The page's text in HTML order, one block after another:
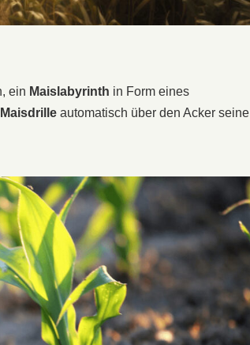
ein Maislabyrinth in Form eines
Maisdrille automatisch über den Acker seine